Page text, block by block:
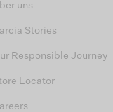
uns
Stories
Responsible Journey
Locator